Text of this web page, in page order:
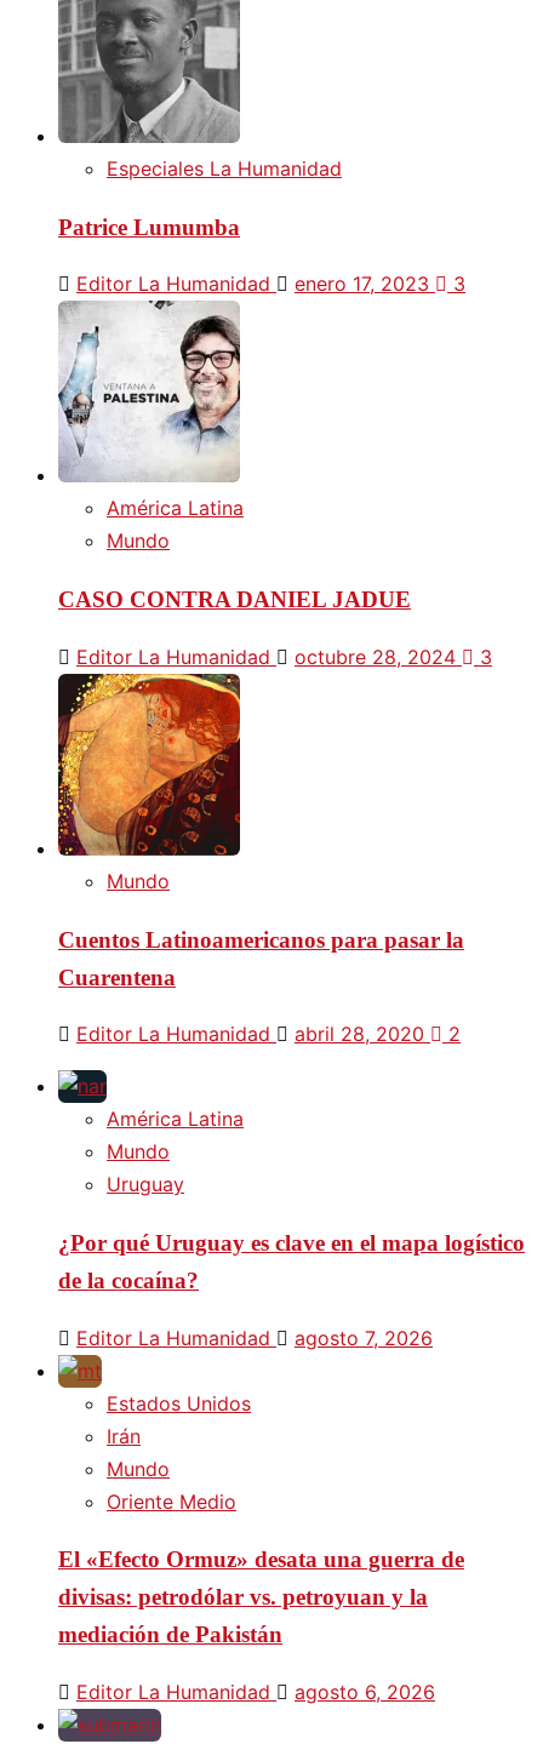
Especiales La Humanidad
Patrice Lumumba
Editor La Humanidad enero 17, 2023 3
América Latina
Mundo
CASO CONTRA DANIEL JADUE
Editor La Humanidad octubre 28, 2024 3
Mundo
Cuentos Latinoamericanos para pasar la
Cuarentena
Editor La Humanidad abril 28, 2020 2
América Latina
Mundo
Uruguay
¿Por qué Uruguay es clave en el mapa logístico
de la cocaína?
Editor La Humanidad agosto 7, 2026
Estados Unidos
Irán
Mundo
Oriente Medio
El «Efecto Ormuz» desata una guerra de
divisas: petrodólar vs. petroyuan y la
mediación de Pakistán
Editor La Humanidad agosto 6, 2026